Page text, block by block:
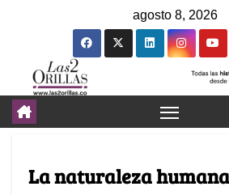
agosto 8, 2026
La naturaleza